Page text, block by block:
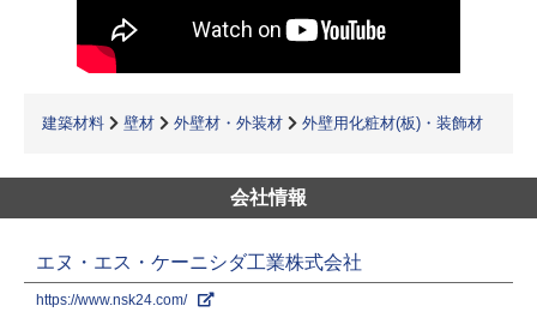
建築材料 壁材 外壁材・外装材 外壁用化粧材(板)・装飾材
会社情報
エヌ・エス・ケーニシダ工業株式会社
https://www.nsk24.com/